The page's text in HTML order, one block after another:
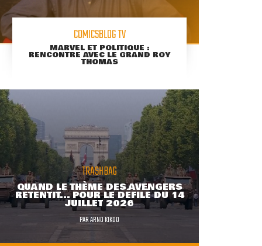
COMICSBLOG TV
MARVEL ET POLITIQUE :
RENCONTRE AVEC LE GRAND ROY
THOMAS
TRASHBAG
QUAND LE THÈME DES AVENGERS
RETENTIT... POUR LE DÉFILÉ DU 14
JUILLET 2026
PARARNO KIKOO